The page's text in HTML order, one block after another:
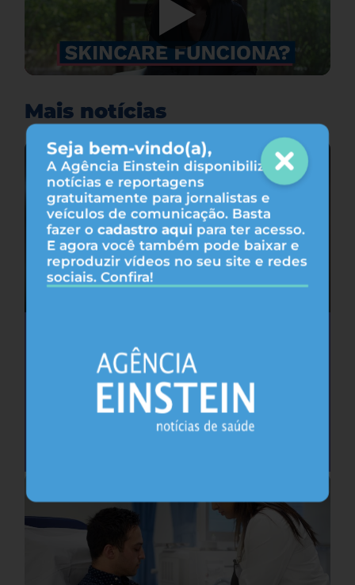
Seja bem-vindo(a),
A Agência Einstein disponibiliza
notícias e reportagens
gratuitamente para jornalistas e
veículos de comunicação. Basta
fazer o cadastro aqui para ter acesso.
E agora você também pode baixar e
reproduzir vídeos no seu site e redes
sociais. Confira!
Mais notícias
Cafeína pode ajudar na memória após
privação do sono, sugere estudo